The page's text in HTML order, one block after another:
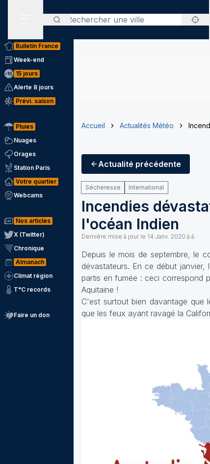
Rechercher
Bulletin France
Week-end
15 jours
Alerte 8 jours
Prévi. saison
Pluies
Nuages
Orages
Station Paris
Votre quartier
Webcams
Nos articles
X (Twitter)
Chronique
Almanach
Climat région
T°C records
Faire un don
Accueil Actualités Météo
Actualité précédente
Sécheresse International
Incendies
l'océan Indien
Dernière mise à jour le 14 Janv. 2020 à à
Depuis le mois de septembre, le
dévastateurs. En ce début
partis en fumée : ceci correspond
Aquitaine !
C'est surtout bien davantage que
que les feux ayant ravagé la